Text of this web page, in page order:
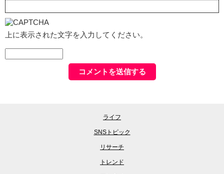
上に表示された文字を入力してください。
ライフ
SNSトピック
リサーチ
トレンド